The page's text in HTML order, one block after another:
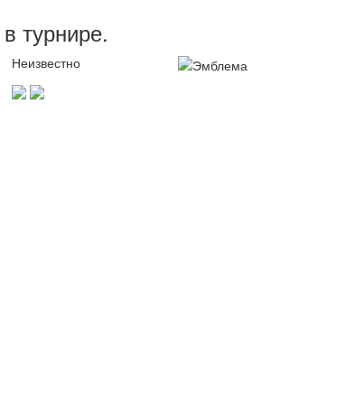
в турнире.
Неизвестно